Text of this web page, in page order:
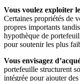
Vous voulez exploiter
Certaines propriétés de
propres importants
hypothèque de
pour soutenir les plus
Vous envisagez
portefeuille structurent
intégrée pour ajouter